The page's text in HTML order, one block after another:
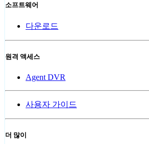
소프트웨어
다운로드
원격 액세스
Agent DVR
사용자 가이드
더 많이